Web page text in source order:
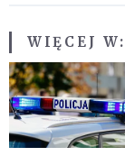
WIĘCEJ W: